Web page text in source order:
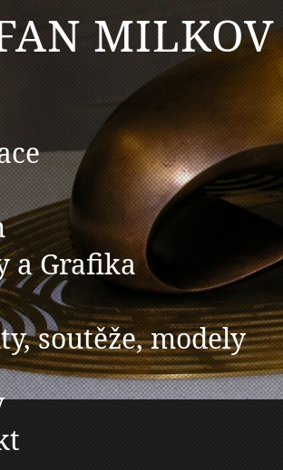
MILKOV
a Grafika
soutěže, modely